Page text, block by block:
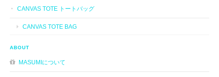
CANVAS TOTE トートバッグ
CANVAS TOTE BAG
ABOUT
MASUMIについて